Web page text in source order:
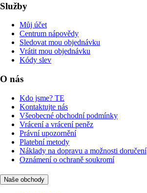
Služby
Můj účet
Centrum nápovědy
Sledovat mou objednávku
Vrátit mou objednávku
Kódy slev
O nás
Kdo jsme? TE
Kontaktujte nás
Všeobecné obchodní podmínky
Vrácení a vrácení peněz
Právní upozornění
Platební metody
Náklady na dopravu a možnosti doručení
Oznámení o ochraně soukromí
Naše obchody